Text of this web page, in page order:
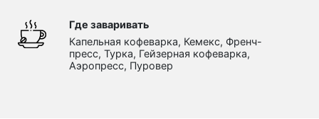
Где заваривать
Капельная кофеварка, Кемекс, Френч-
пресс, Турка, Гейзерная кофеварка,
Аэропресс, Пуровер